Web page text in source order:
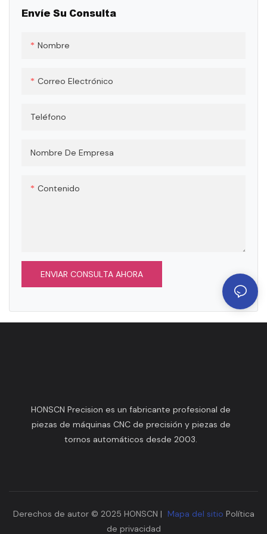
Envíe Su Consulta
Nombre
Correo Electrónico
Teléfono
Nombre De Empresa
Contenido
ENVIAR CONSULTA AHORA
HONSCN Precision es un fabricante profesional de
piezas de máquinas CNC de precisión y piezas de
tornos automáticos desde 2003.
Derechos de autor © 2025 HONSCN | Mapa del sitio Política
de privacidad